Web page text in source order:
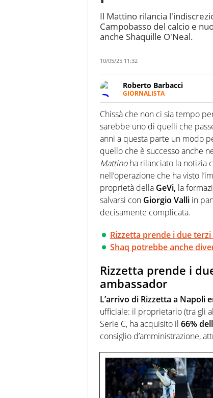
Il Mattino rilancia
Campobasso del calcio e
anche Shaquille O'Neal.
10/05/25 11:32
Roberto Barbacci
GIORNALISTA
Giornalista (pubblicista)
chiedergli di boxe, di
Chissà che non ci sia tempo
sarebbe uno di quelli che
anni a questa parte un modo
quello che è successo anche
Mattinoha rilanciato la notizia
nell’operazione che ha visto
proprietà della GeVi, la
salvarsi con Giorgio Valli in
decisamente complicata.
Rizzetta prende i due
Shaq potrebbe anche
Rizzetta prende i
ambassador
L’arrivo di Rizzetta a Napoli
ufficiale: il proprietario (tra gli
Serie C, ha acquisito il 66%
consiglio d’amministrazione,